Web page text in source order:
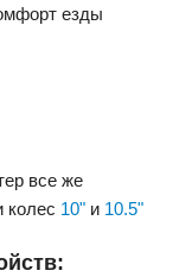
езды
все же
колес 10" и 10.5"